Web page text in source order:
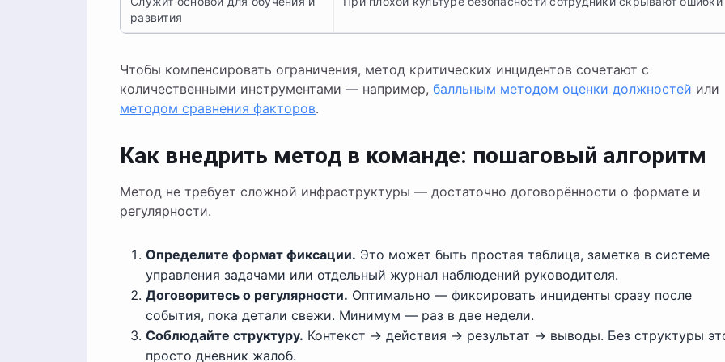
развития
Чтобы компенсировать ограничения, метод критических инцидентов сочетают с
количественными инструментами — например, балльным методом оценки должностей или
методом сравнения факторов.
Как внедрить метод в команде: пошаговый алгоритм
Метод не требует сложной инфраструктуры — достаточно договорённости о формате и
регулярности.
Определите формат фиксации. Это может быть простая таблица, заметка в системе
управления задачами или отдельный журнал наблюдений руководителя.
Договоритесь о регулярности. Оптимально — фиксировать инциденты сразу после
события, пока детали свежи. Минимум — раз в две недели.
Соблюдайте структуру. Контекст → действия → результат → выводы. Без структуры
просто дневник жалоб.